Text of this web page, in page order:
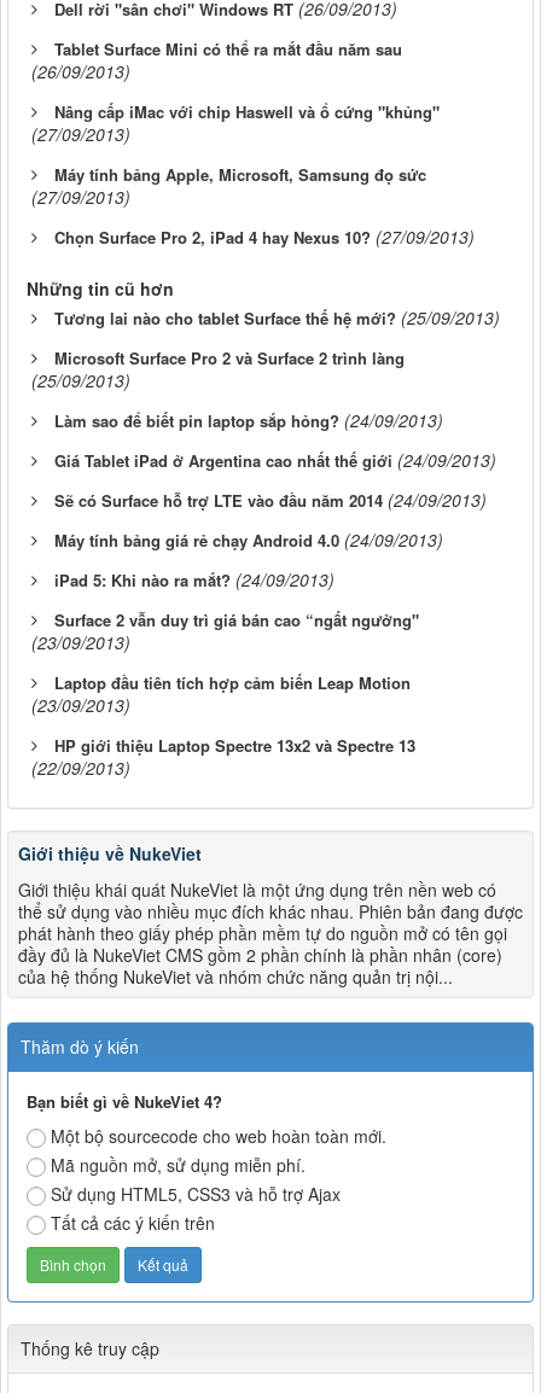
Dell rời "sân chơi" Windows RT (26/09/2013)
Tablet Surface Mini có thể ra mắt đầu năm sau
(26/09/2013)
Nâng cấp iMac với chip Haswell và ổ cứng "khủng"
(27/09/2013)
Máy tính bảng Apple, Microsoft, Samsung đọ sức
(27/09/2013)
Chọn Surface Pro 2, iPad 4 hay Nexus 10? (27/09/2013)
Những tin cũ hơn
Tương lai nào cho tablet Surface thế hệ mới? (25/09/2013)
Microsoft Surface Pro 2 và Surface 2 trình làng
(25/09/2013)
Làm sao để biết pin laptop sắp hỏng? (24/09/2013)
Giá Tablet iPad ở Argentina cao nhất thế giới (24/09/2013)
Sẽ có Surface hỗ trợ LTE vào đầu năm 2014 (24/09/2013)
Máy tính bảng giá rẻ chạy Android 4.0 (24/09/2013)
iPad 5: Khi nào ra mắt? (24/09/2013)
Surface 2 vẫn duy trì giá bán cao “ngất ngưởng"
(23/09/2013)
Laptop đầu tiên tích hợp cảm biến Leap Motion
(23/09/2013)
HP giới thiệu Laptop Spectre 13x2 và Spectre 13
(22/09/2013)
Giới thiệu về NukeViet
Giới thiệu khái quát NukeViet là một ứng dụng trên nền web có
thể sử dụng vào nhiều mục đích khác nhau. Phiên bản đang được
phát hành theo giấy phép phần mềm tự do nguồn mở có tên gọi
đầy đủ là NukeViet CMS gồm 2 phần chính là phần nhân (core)
của hệ thống NukeViet và nhóm chức năng quản trị nội...
Thăm dò ý kiến
Bạn biết gì về NukeViet 4?
Một bộ sourcecode cho web hoàn toàn mới.
Mã nguồn mở, sử dụng miễn phí.
Sử dụng HTML5, CSS3 và hỗ trợ Ajax
Tất cả các ý kiến trên
Thống kê truy cập